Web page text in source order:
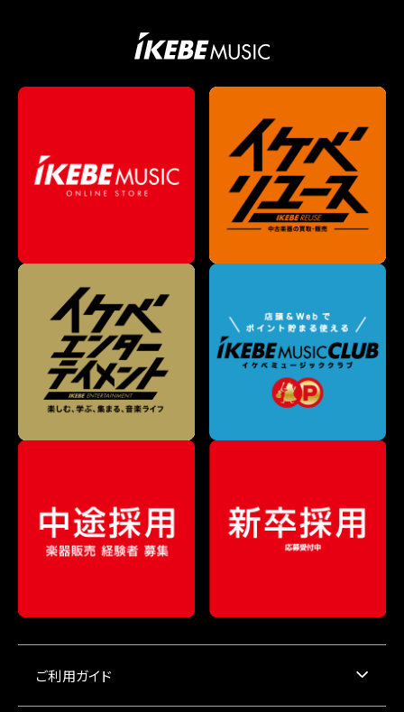
ご利用ガイド